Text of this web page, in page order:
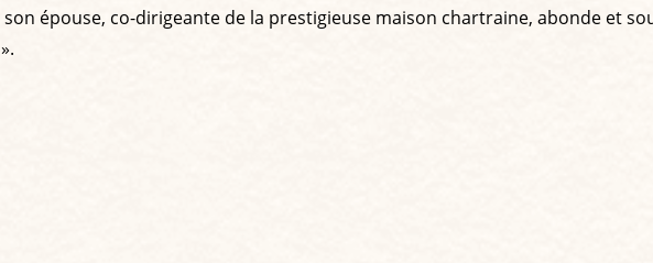
son épouse, co-dirigeante de la prestigieuse maison chartraine, abonde et
».